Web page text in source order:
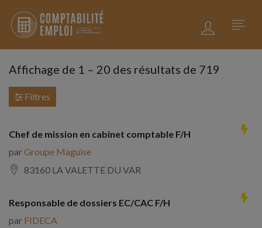
Affichage de 1 – 20 des résultats de 719
Filtres
Chef de mission en cabinet comptable F/H
parGroupe Maguise
83160 LA VALETTE DU VAR
Responsable de dossiers EC/CAC F/H
par FIDECA